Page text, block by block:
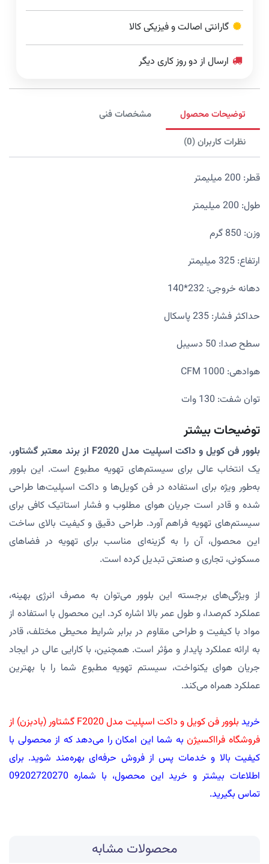
گارانتی اصالت و فیزیکی کالا
ارسال از دو روز کاری دیگر
توضیحات محصول
مشخصات فنی
نظرات کاربران (0)
قطر: 200 میلیمتر
طول: 200 میلیمتر
وزن: 850 گرم
ارتفاع: 325 میلیمتر
دهانه خروجی: 232*140
حداکثر فشار: 235 پاسکال
سطح صدا: 50 دسیبل
هوادهی: 1000 CFM
توان شفت: 130 وات
توضیحات بیشتر
بلوور فن کویل و داکت اسپلیت مدل F2020 از برند معتبر گشتاور
،
یک انتخاب عالی برای سیستم‌های تهویه مطبوع است. این بلوور
به‌طور ویژه برای استفاده در فن کویل‌ها و داکت اسپلیت‌ها طراحی
شده و قادر است جریان هوای مطلوب و فشار استاتیک کافی برای
سیستم‌های تهویه فراهم آورد. طراحی دقیق و کیفیت بالای ساخت
این محصول، آن را به گزینه‌ای مناسب برای تهویه در فضاهای
مسکونی، تجاری و صنعتی تبدیل کرده است.
از ویژگی‌های برجسته این بلوور می‌توان به مصرف انرژی بهینه،
عملکرد کم‌صدا، و طول عمر بالا اشاره کرد. این محصول با استفاده از
مواد با کیفیت و طراحی مقاوم در برابر شرایط محیطی مختلف، قادر
به ارائه عملکرد پایدار و مؤثر است. همچنین، با کارایی عالی در ایجاد
جریان هوای یکنواخت، سیستم تهویه مطبوع شما را با بهترین
عملکرد همراه می‌کند.
خرید
بلوور فن کویل و داکت اسپلیت مدل F2020 گشتاور (بادبزن) از
فروشگاه فرااکسیژنبه شما این امکان را می‌دهد که از محصولی با
کیفیت بالا و خدمات پس از فروش حرفه‌ای بهره‌مند شوید. برای
اطلاعات بیشتر و خرید این محصول، با شماره 09202720270
تماس بگیرید.
محصولات مشابه